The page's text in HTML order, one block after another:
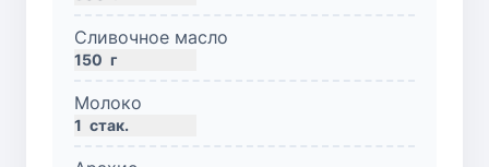
Сливочное масло
150 г
Молоко
1 стак.